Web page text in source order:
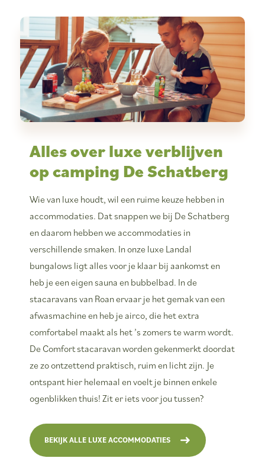
Alles over luxe verblijven
op camping De Schatberg
Wie van luxe houdt, wil een ruime keuze hebben in
accommodaties. Dat snappen we bij De Schatberg
en daarom hebben we accommodaties in
verschillende smaken. In onze luxe Landal
bungalows ligt alles voor je klaar bij aankomst en
heb je een eigen sauna en bubbelbad. In de
stacaravans van Roan ervaar je het gemak van een
afwasmachine en heb je airco, die het extra
comfortabel maakt als het ’s zomers te warm wordt.
De Comfort stacaravan worden gekenmerkt doordat
ze zo ontzettend praktisch, ruim en licht zijn. Je
ontspant hier helemaal en voelt je binnen enkele
ogenblikken thuis! Zit er iets voor jou tussen?
BEKIJK ALLE LUXE ACCOMMODATIES